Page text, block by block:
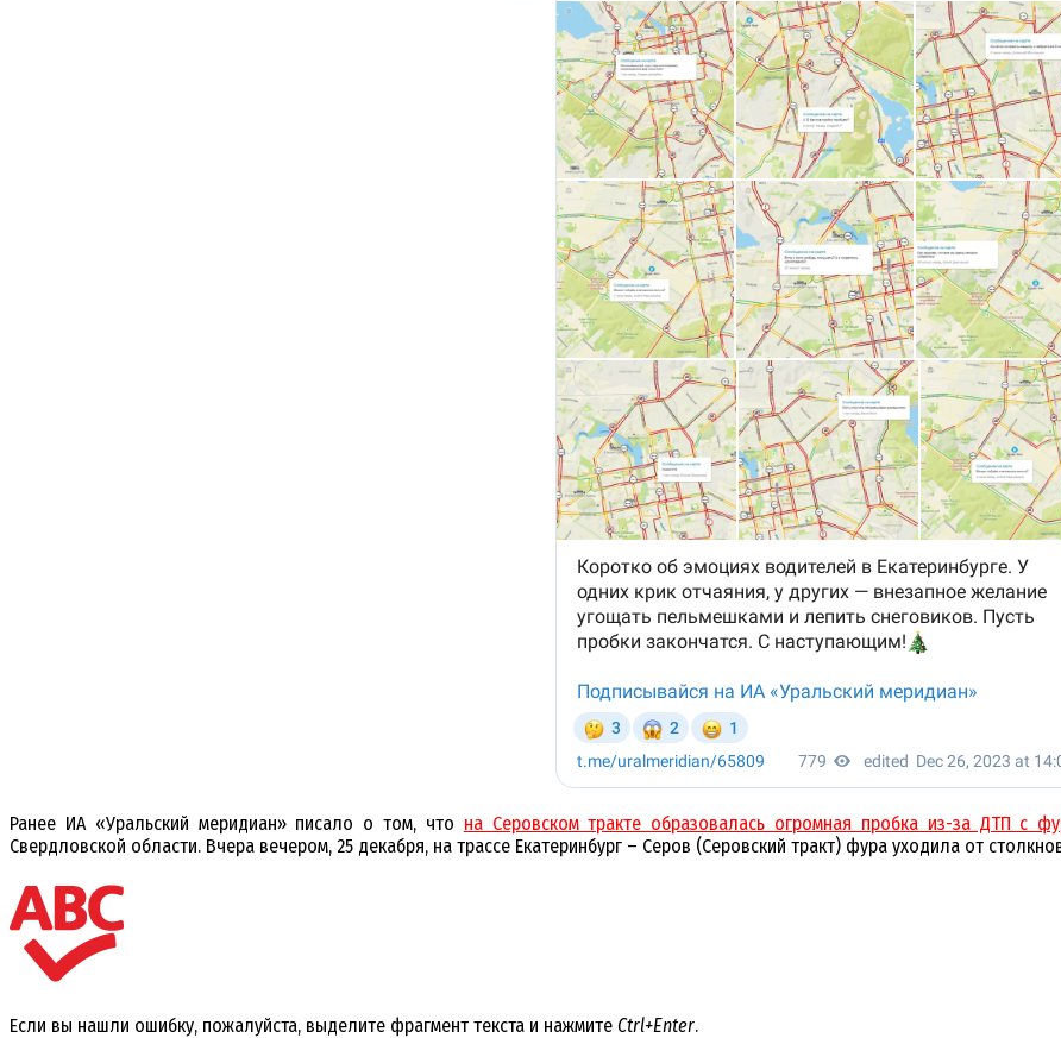
Ранее ИА «Уральский меридиан» писало о том, что на Серовском тракте образовалась огромная пробка из-за ДТП с
Свердловской области. Вчера вечером, 25 декабря, на трассе Екатеринбург – Серов (Серовский тракт) фура уходила от
Если вы нашли ошибку, пожалуйста, выделите фрагмент текста и нажмите Ctrl+Enter.